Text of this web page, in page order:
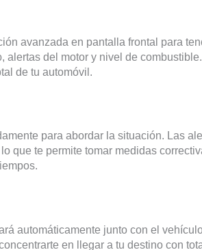
avanzada en pantalla frontal para
del motor y nivel de
de tu automóvil.
para abordar la situación. Las
que te permite tomar medidas
automáticamente junto con el
en llegar a tu destino con